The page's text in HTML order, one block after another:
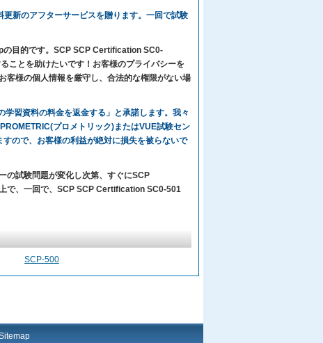
新のアフターサービスを贈ります。一回で試験
の目的です。SCP SCP Certification SC0-
とを助けたいです！お客様のプライバシーを
客様の個人情報を厳守し、合法的な権限がない場
習資料の料金を返金する」と承諾します。我々
プロメトリック)またはVUE試験セン
ので、お客様の利益が絶対に損失を被らないで
の試験問題が変化し次第、すぐにSCP
で、一回で、SCP SCP Certification SC0-501
SCP-500